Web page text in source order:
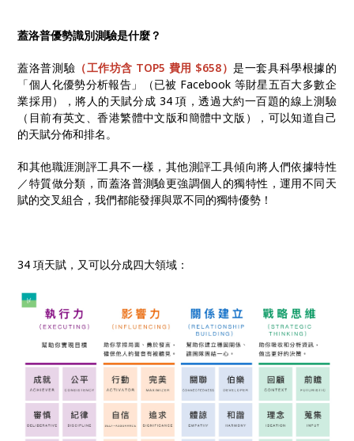
蓋洛普優勢識別測驗是什麼？
蓋洛普測驗 （工作坊含 TOP5 費用 $658）是一套具科學根據的
「個人化優勢分析報告」（已被 Facebook 等財星五百大多數企
業採用），將人的天賦分成 34 項，透過大約一百題的線上測驗
（目前有英文、香港繁體中文版和簡體中文版），可以知道自己
的天賦分佈和排名。
和其他職涯測評工具不一樣，其他測評工具傾向將人們依據特性
／特質做分類，而蓋洛普測驗更強調個人的獨特性，運用不同天
賦的交叉組合，我們都能發揮與眾不同的獨特優勢！
34 項天賦，又可以分成四大領域：